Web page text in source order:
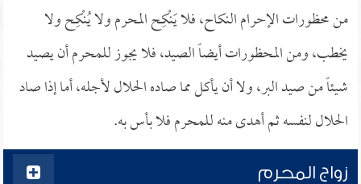
من محظورات الإحرام النكاح، فلا يَنْكِح المحرم ولا يُنْكِح ولا
يخطب، ومن المحظورات أيضاً الصيد، فلا يجوز للمحرم أن يصيد
شيئاً من صيد البر، ولا أن يأكل مما صاده الحلال لأجله، أما إذا صاد
الحلال لنفسه ثم أهدى منه للمحرم فلا بأس به.
زواج المحرم